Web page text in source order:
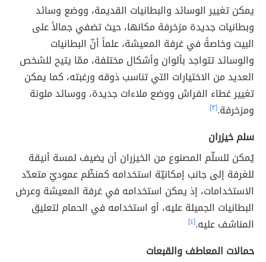
يمكن تغيير الوسائد والبطانيات القديمة، ووضع وسائد
وبطانيات جديدة مزخرفة مكانها، حيث تضفي جمالاً على
البيت وخاصةً في غرفة المعيشة، علماً أنّ البطانيات
والوسائد تتواجد بألوان وأشكال مختلفة، ممّا يتيح للشخص
العديد من الاختيارات التي تناسب ذوقه ورغبته، كما يمكن
تغيير غطاء الفراش ووضع ملاءات جديدة، ووسائد ملونة
ومزخرفة.[٣]
سلم خيزران
يُمكن للسلّم المصنوع من الخيزران أن يضيف لمسة أنيقة
للغرفة إلى جانب إمكانيّة استخدامه كمنظّم عموديّ متعدّد
الاستخدامات، إذ يمكن استخدامه في غرفة المعيشة وعرض
البطانيات الجميلة عليه، أو استخدامه في الحمام لتعليق
المناشف عليه.[٤]
حمالات المعاطف والقبعات